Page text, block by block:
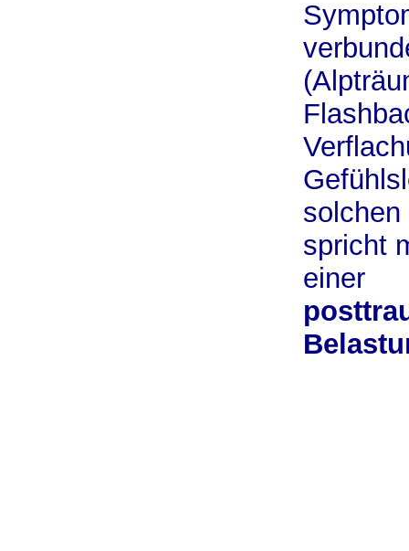
solchen
spricht
einer